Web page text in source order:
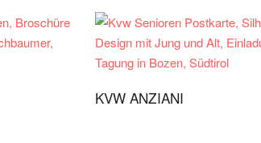
KVW ANZIANI